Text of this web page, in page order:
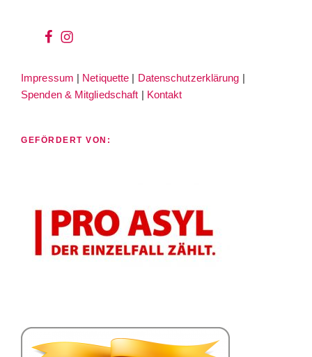
wir
facebook
wir
instagram
Impressum | Netiquette | Datenschutzerklärung |
Spenden & Mitgliedschaft | Kontakt
GEFÖRDERT VON: